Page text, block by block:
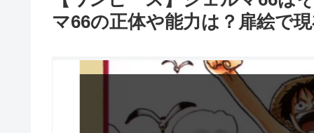
マ66の正体や能力は？扉絵で